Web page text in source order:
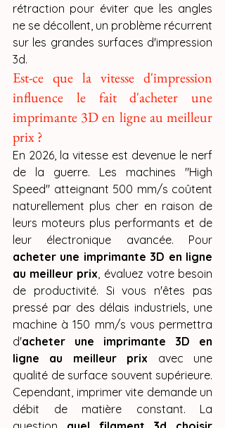
rétraction pour éviter que les angles
ne se décollent, un problème récurrent
sur les grandes surfaces d'impression
3d.
Est-ce que la vitesse d'impression
influence le fait d'acheter une
imprimante 3D en ligne au meilleur
prix ?
En 2026, la vitesse est devenue le nerf
de la guerre. Les machines "High
Speed" atteignant 500 mm/s coûtent
naturellement plus cher en raison de
leurs moteurs plus performants et de
acheter une imprimante 3D en ligne
au meilleur prix, évaluez votre besoin
de productivité. Si vous n'êtes pas
pressé par des délais industriels, une
machine à 150 mm/s vous permettra
d'acheter une imprimante 3D en
ligne au meilleur prix avec une
qualité de surface souvent supérieure.
Cependant, imprimer vite demande un
débit de matière constant. La